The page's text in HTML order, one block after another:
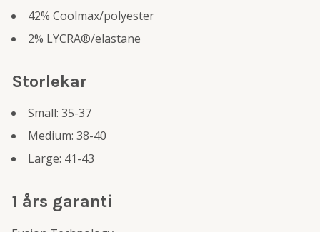
42% Coolmax/polyester
2% LYCRA®/elastane
Storlekar
Small: 35-37
Medium: 38-40
Large: 41-43
1 års garanti